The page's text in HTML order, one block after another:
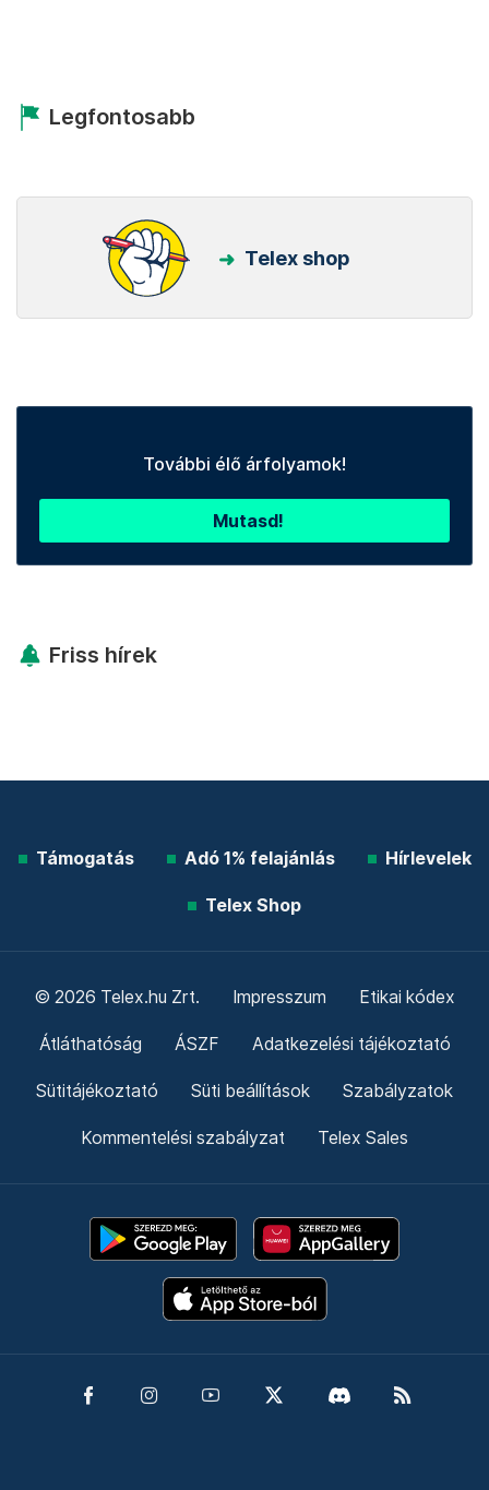
Legfontosabb
Telex shop
További élő árfolyamok!
Mutasd!
Friss hírek
Támogatás Adó 1% felajánlás Hírlevelek
Telex Shop
© 2026 Telex.hu Zrt. Impresszum Etikai kódex
Átláthatóság ÁSZF Adatkezelési tájékoztató
Sütitájékoztató Süti beállítások Szabályzatok
Kommentelési szabályzat Telex Sales